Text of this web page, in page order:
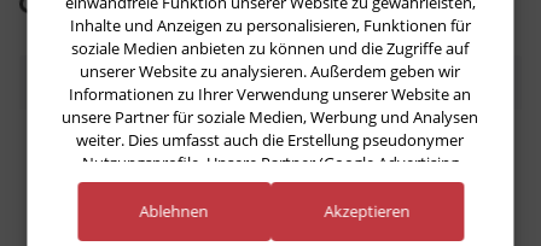
Loading...
Beschreibung
Ein schönes Restaurant, ein leckeres Stück Fleisch oder
Pizza- und Steakmesser aus der Serie ProDynamic ist
Inhalte und Anzeigen zu personalisieren, Funktionen für
soziale Medien anbieten zu können und die Zugriffe auf
unserer Website zu analysieren. Außerdem geben wir
Informationen zu Ihrer Verwendung unserer Website an
unsere Partner für soziale Medien, Werbung und Analysen
weiter. Dies umfasst auch die Erstellung pseudonymer
Nutzungsprofile. Unsere Partner (Google Advertising
Products) führen diese Informationen möglicherweise mit
weiteren Daten zusammen, die Sie ihnen bereitgestellt haben
Ablehnen Akzeptieren